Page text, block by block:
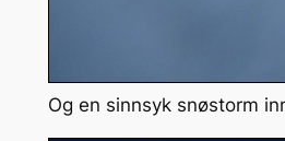
Og en sinnsyk snøstorm